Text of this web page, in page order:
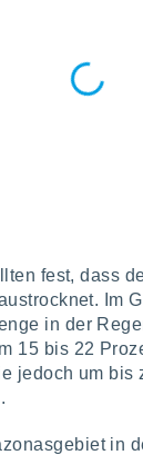
fest, dass
Im
in der
15 bis 22
jedoch um bis
in